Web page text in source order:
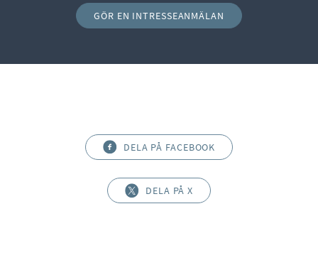
GÖR EN INTRESSEANMÄLAN
DELA PÅ FACEBOOK
DELA PÅ X